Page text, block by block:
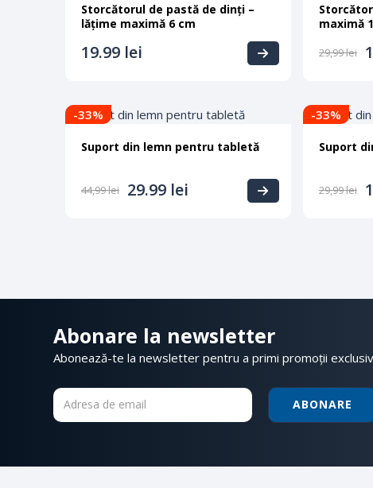
Storcătorul de pastă de dinți –
lățime maximă 6 cm
19.99 lei
maximă
29,99lei
-33%
Suport din lemn pentru tabletă
44,99lei 29.99 lei
-33%
Suport
29,99lei
Abonare la newsletter
Abonează-te la newsletter pentru a primi promoții
ABONARE